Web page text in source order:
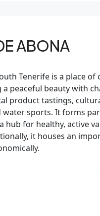
ABONA
Tenerife is a place
peaceful beauty with
product tastings,
water sports. It forms
hub for healthy, active
it houses an